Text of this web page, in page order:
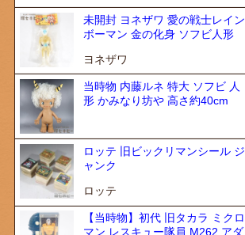
未開封 ヨネザワ 愛の戦士レイン
ボーマン 金の化身 ソフビ人形
ヨネザワ
当時物 内藤ルネ 特大 ソフビ 人
形 かみなり坊や 高さ約40cm
ロッテ 旧ビックリマンシール ジ
ャンク
ロッテ
【当時物】初代 旧タカラ ミクロ
マン レスキュー隊員 M262 アダ